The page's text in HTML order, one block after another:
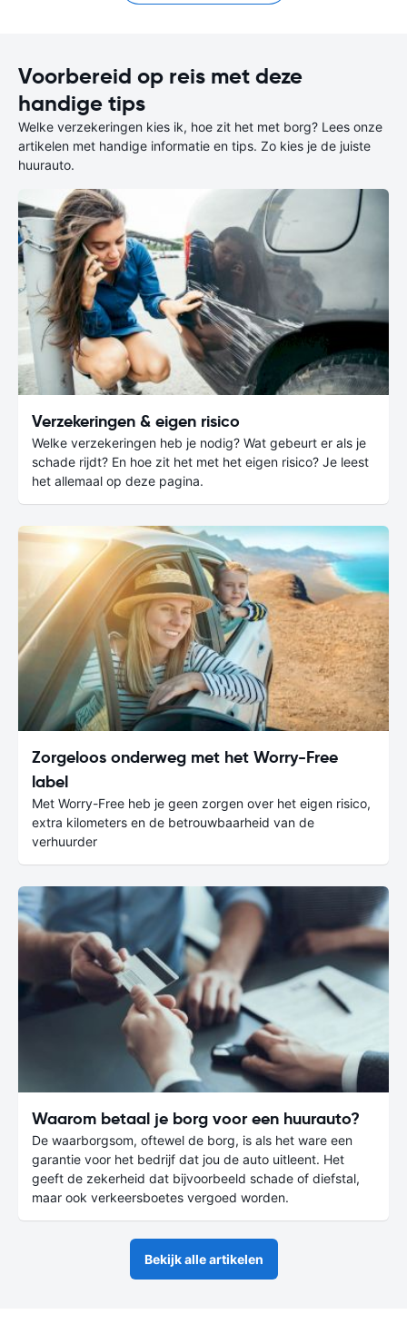
Voorbereid op reis met deze
handige tips
Welke verzekeringen kies ik, hoe zit het met borg? Lees onze
artikelen met handige informatie en tips. Zo kies je de juiste
huurauto.
Verzekeringen & eigen risico
Welke verzekeringen heb je nodig? Wat gebeurt er als je
schade rijdt? En hoe zit het met het eigen risico? Je leest
het allemaal op deze pagina.
Zorgeloos onderweg met het Worry-Free
label
Met Worry-Free heb je geen zorgen over het eigen risico,
extra kilometers en de betrouwbaarheid van de
verhuurder
Waarom betaal je borg voor een huurauto?
De waarborgsom, oftewel de borg, is als het ware een
garantie voor het bedrijf dat jou de auto uitleent. Het
geeft de zekerheid dat bijvoorbeeld schade of diefstal,
maar ook verkeersboetes vergoed worden.
Bekijk alle artikelen